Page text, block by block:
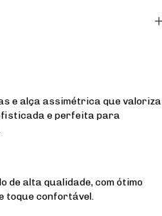
e alça assimétrica que valoriza
e perfeita para
de alta qualidade, com ótimo
toque confortável.